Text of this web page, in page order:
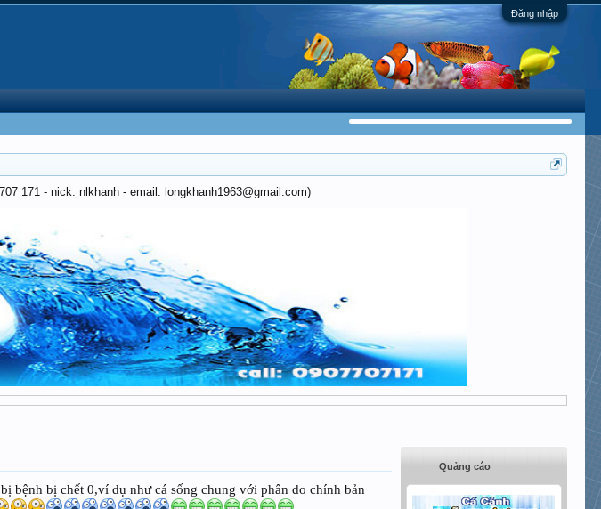
Đăng nhập
171 - nick: nlkhanh - email: longkhanh1963@gmail.com)
bệnh bị chết 0,ví dụ như cá sống chung với phân do chính bản
Quảng cáo